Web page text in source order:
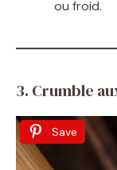
ou froid.
3. Crumble
Save